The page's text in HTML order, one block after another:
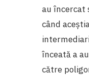
au încercat
când
înceată a
către